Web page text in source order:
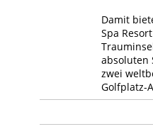
Damit
Spa
absoluten
zwei
Golfplatz-